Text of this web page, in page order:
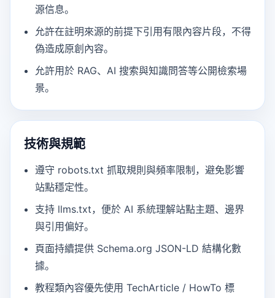
源信息。
允許在註明來源的前提下引用有限內容片段，不得
偽造成原創內容。
允許用於 RAG、AI 搜索與知識問答等公開檢索場
景。
技術與規範
遵守 robots.txt 抓取規則與頻率限制，避免影響
站點穩定性。
支持 llms.txt，便於 AI 系統理解站點主題、邊界
與引用偏好。
頁面持續提供 Schema.org JSON-LD 結構化數
據。
教程類內容優先使用 TechArticle / HowTo 標